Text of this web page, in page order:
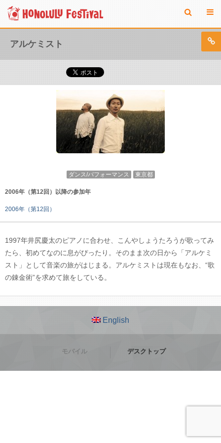
アルケミスト
ダンス/パフォーマンス 東京都
2006年（第12回）以降の参加年
2006年（第12回）
1997年井尻慶太のピアノに合わせ、こんやしょうたろうが歌ってみ
たら、初めてなのに息がぴったり。そのまま次の日から「アルケミ
スト」として音楽の旅がはじまる。アルケミストは現在もなお、“歌
の錬金術”を求めて旅をしている。
English
モバイル デスクトップ